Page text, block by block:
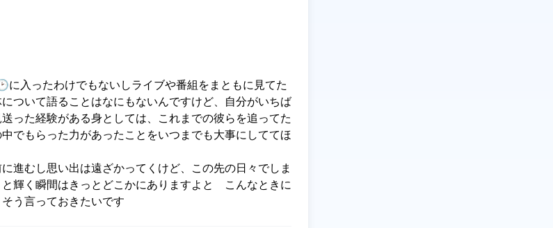
入ったわけでもないしライブや番組をまともに見てた
ついて語ることはなにもないんですけど、自分がいちば
った経験がある身としては、これまでの彼らを追ってた
でもらった力があったことをいつまでも大事にしててほ
進むし思い出は遠ざかってくけど、この先の日々でしま
輝く瞬間はきっとどこかにありますよと　こんなときに
う言っておきたいです